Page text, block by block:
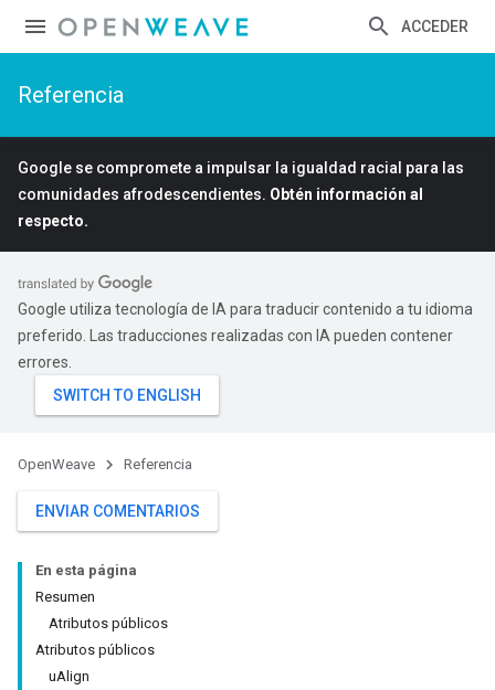
ACCEDER
Referencia
Google se compromete a impulsar la igualdad racial para las
comunidades afrodescendientes. Obtén información al
respecto.
Google utiliza tecnología de IA para traducir contenido a tu idioma
preferido. Las traducciones realizadas con IA pueden contener
errores.
OpenWeave Referencia
ENVIAR COMENTARIOS
En esta página
Resumen
Atributos públicos
Atributos públicos
uAlign